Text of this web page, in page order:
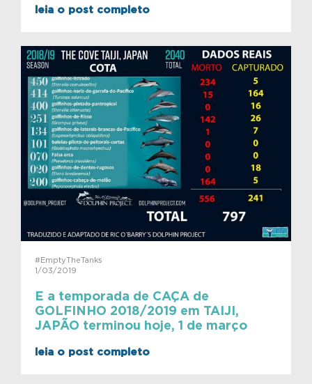
leia o post completo
#EmptyTheTanks
1/03/2019
E a temporada de CAÇA de
GOLFINHO 2018/2019 em TAIJI,
JAPÃO terminou hoje, 1 de março
leia o post completo